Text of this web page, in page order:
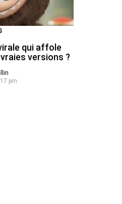
qui affole
versions ?
pm